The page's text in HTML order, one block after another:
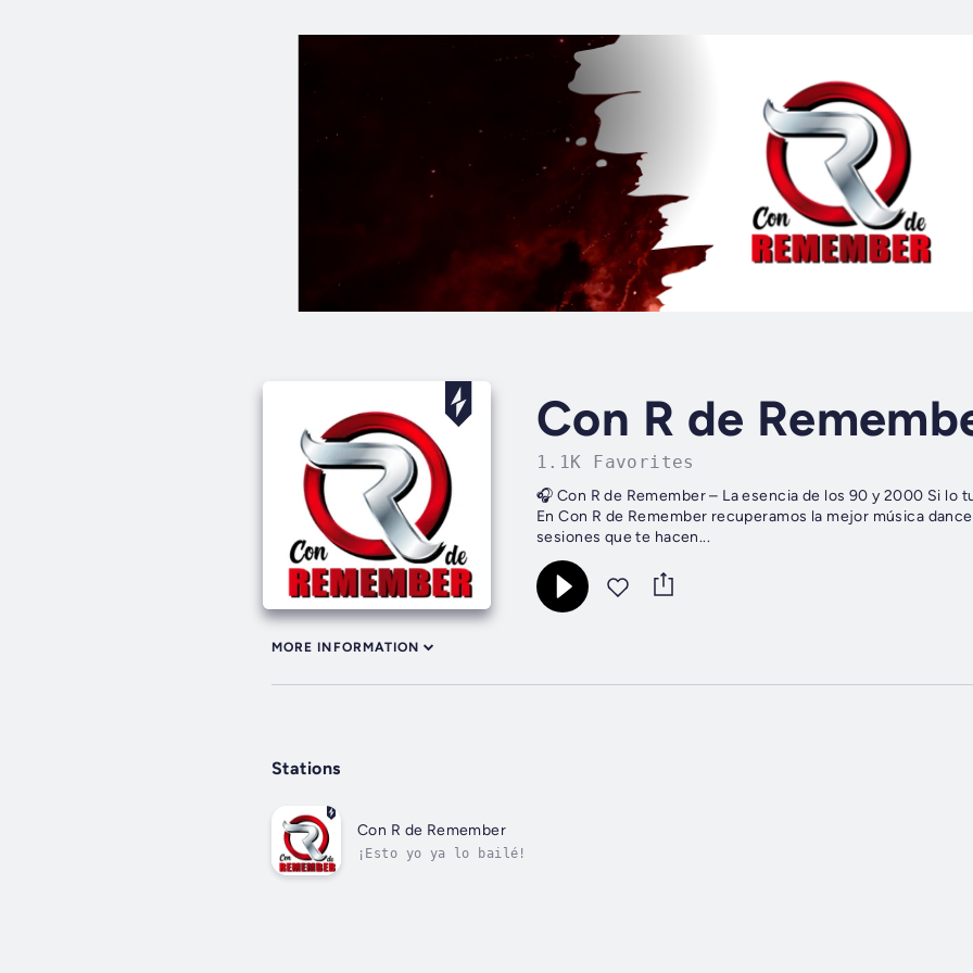
Con R de
1.1K Favorites
🎧 Con R de Remember – La esencia de los 90 y 2000 Si lo tuyo son los temazos que marcaron una época… estás en casa.
En Con R de Remember recuperamos la mejor música
sesiones que te hacen...
MORE INFORMATION
Stations
Con R de Remember
¡Esto yo ya lo bailé!